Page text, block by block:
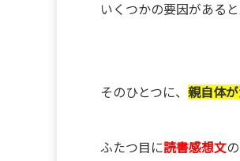
いくつかの要因があると
そのひとつに、 親自体
ふたつ目に読書感想文